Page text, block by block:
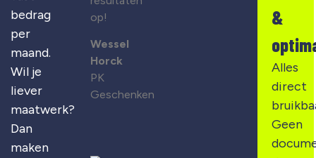
bedrag
per
maand.
Wil je
liever
maatwerk?
Dan
maken
op!
Wessel
Horck
PK
Geschenken
&
Alles
direct
Geen